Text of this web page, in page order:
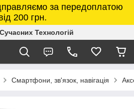
за передоплатою
200 грн.
Технологій
Смартфони, зв'язок, навігація